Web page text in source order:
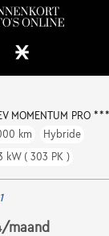
MOMENTUM PRO
km
Hybride
kW ( 303 PK )
1
/maand